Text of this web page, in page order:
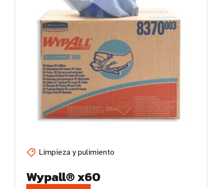
Limpieza y pulimiento
Wypall® x60